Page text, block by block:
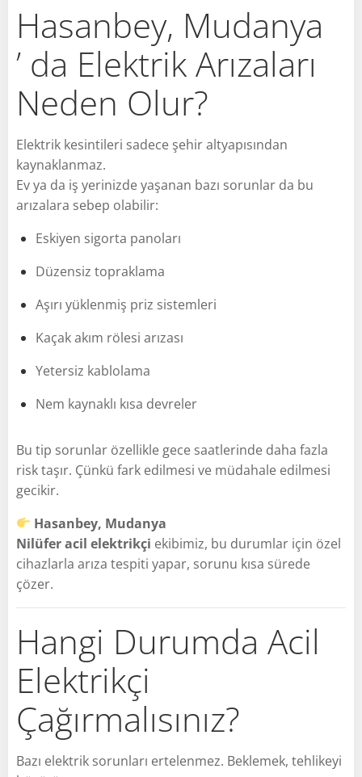
Hasanbey, Mudanya
’ da Elektrik Arızaları
Neden Olur?
Elektrik kesintileri sadece şehir altyapısından
kaynaklanmaz.
Ev ya da iş yerinizde yaşanan bazı sorunlar da bu
arızalara sebep olabilir:
Eskiyen sigorta panoları
Düzensiz topraklama
Aşırı yüklenmiş priz sistemleri
Kaçak akım rölesi arızası
Yetersiz kablolama
Nem kaynaklı kısa devreler
Bu tip sorunlar özellikle gece saatlerinde daha fazla
risk taşır. Çünkü fark edilmesi ve müdahale edilmesi
gecikir.
Hasanbey, Mudanya
Nilüfer acil elektrikçi ekibimiz, bu durumlar için özel
cihazlarla arıza tespiti yapar, sorunu kısa sürede
çözer.
Hangi Durumda Acil
Elektrikçi
Çağırmalısınız?
Bazı elektrik sorunları ertelenmez. Beklemek, tehlikeyi